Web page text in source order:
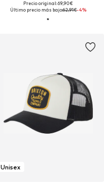
Precio original: 69,90€
Último precio más bajo:62,91€-4%
Unisex